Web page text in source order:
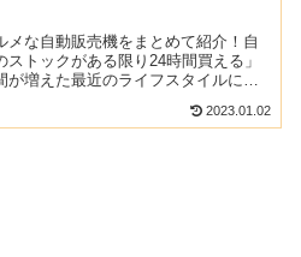
メな自動販売機をまとめて紹介！自
トックがある限り24時間買える」
増えた最近のライフスタイルにば
2023.01.02